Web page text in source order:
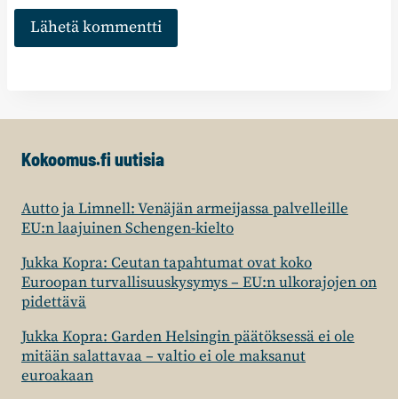
Kokoomus.fi uutisia
Autto ja Limnell: Venäjän armeijassa palvelleille
EU:n laajuinen Schengen-kielto
Jukka Kopra: Ceutan tapahtumat ovat koko
Euroopan turvallisuuskysymys – EU:n ulkorajojen on
pidettävä
Jukka Kopra: Garden Helsingin päätöksessä ei ole
mitään salattavaa – valtio ei ole maksanut
euroakaan